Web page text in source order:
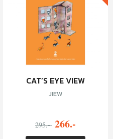
CAT’S EYE VIEW
JIEW
295.- 266.-